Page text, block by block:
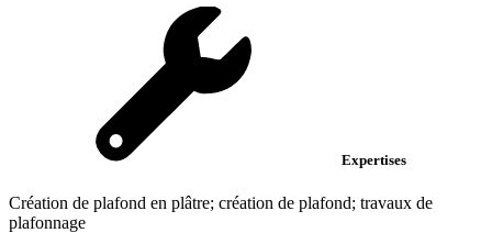
Expertises
Création de plafond en plâtre; création de plafond; travaux de
plafonnage